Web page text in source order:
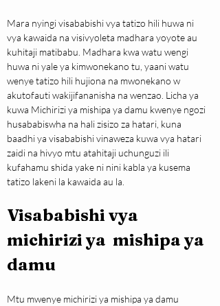
Mara nyingi visababishi vya tatizo hili huwa ni
vya kawaida na visivyoleta madhara yoyote au
kuhitaji matibabu. Madhara kwa watu wengi
huwa ni yale ya kimwonekano tu, yaani watu
wenye tatizo hili hujiona na mwonekano w
akutofauti wakijifananisha na wenzao. Licha ya
kuwa Michirizi ya mishipa ya damu kwenye ngozi
husababiswha na hali zisizo za hatari, kuna
baadhi ya visababishi vinaweza kuwa vya hatari
zaidi na hivyo mtu atahitaji uchunguzi ili
kufahamu shida yake ni nini kabla ya kusema
tatizo lakeni la kawaida au la.
Visababishi vya
michirizi ya  mishipa ya
damu
Mtu mwenye michirizi ya mishipa ya damu